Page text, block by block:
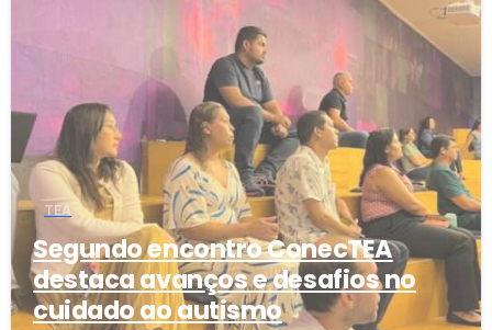
TEA
Segundo encontro ConecTEA
destaca avanços e desafios no
cuidado ao autismo